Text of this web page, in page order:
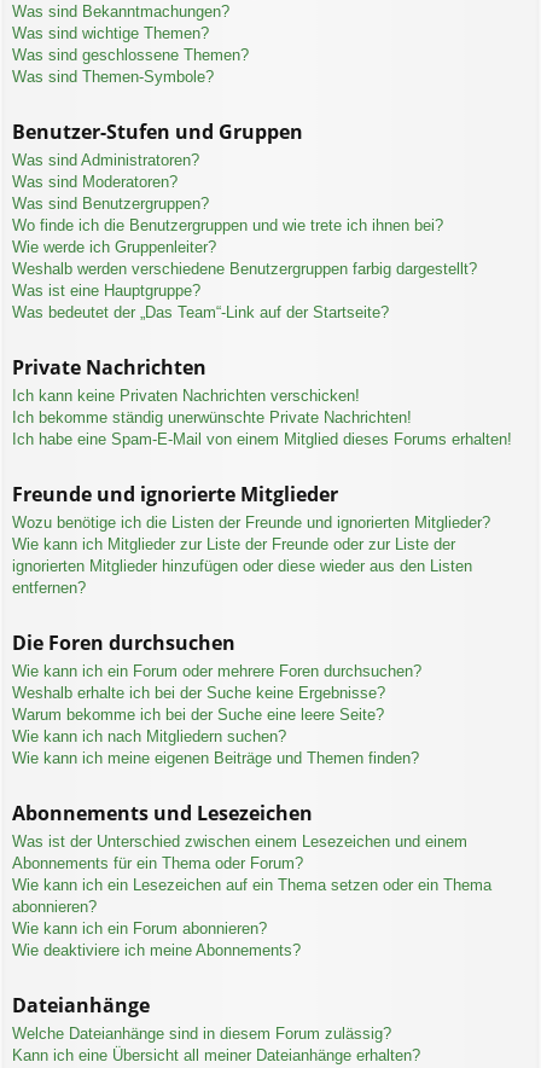
Was sind Bekanntmachungen?
Was sind wichtige Themen?
Was sind geschlossene Themen?
Was sind Themen-Symbole?
Benutzer-Stufen und Gruppen
Was sind Administratoren?
Was sind Moderatoren?
Was sind Benutzergruppen?
Wo finde ich die Benutzergruppen und wie trete ich ihnen bei?
Wie werde ich Gruppenleiter?
Weshalb werden verschiedene Benutzergruppen farbig dargestellt?
Was ist eine Hauptgruppe?
Was bedeutet der „Das Team“-Link auf der Startseite?
Private Nachrichten
Ich kann keine Privaten Nachrichten verschicken!
Ich bekomme ständig unerwünschte Private Nachrichten!
Ich habe eine Spam-E-Mail von einem Mitglied dieses Forums erhalten!
Freunde und ignorierte Mitglieder
Wozu benötige ich die Listen der Freunde und ignorierten Mitglieder?
Wie kann ich Mitglieder zur Liste der Freunde oder zur Liste der
ignorierten Mitglieder hinzufügen oder diese wieder aus den Listen
entfernen?
Die Foren durchsuchen
Wie kann ich ein Forum oder mehrere Foren durchsuchen?
Weshalb erhalte ich bei der Suche keine Ergebnisse?
Warum bekomme ich bei der Suche eine leere Seite?
Wie kann ich nach Mitgliedern suchen?
Wie kann ich meine eigenen Beiträge und Themen finden?
Abonnements und Lesezeichen
Was ist der Unterschied zwischen einem Lesezeichen und einem
Abonnements für ein Thema oder Forum?
Wie kann ich ein Lesezeichen auf ein Thema setzen oder ein Thema
abonnieren?
Wie kann ich ein Forum abonnieren?
Wie deaktiviere ich meine Abonnements?
Dateianhänge
Welche Dateianhänge sind in diesem Forum zulässig?
Kann ich eine Übersicht all meiner Dateianhänge erhalten?